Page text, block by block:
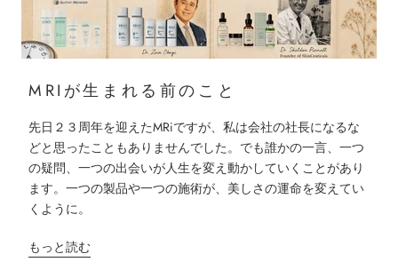
MRIが生まれる前のこと
先日２３周年を迎えたMRiですが、私は会社の社長になるな
どと思ったこともありませんでした。でも誰かの一言、一つ
の疑問、一つの出会いが人生を変え動かしていくことがあり
ます。一つの製品や一つの施術が、美しさの運命を変えてい
くように。
もっと読む